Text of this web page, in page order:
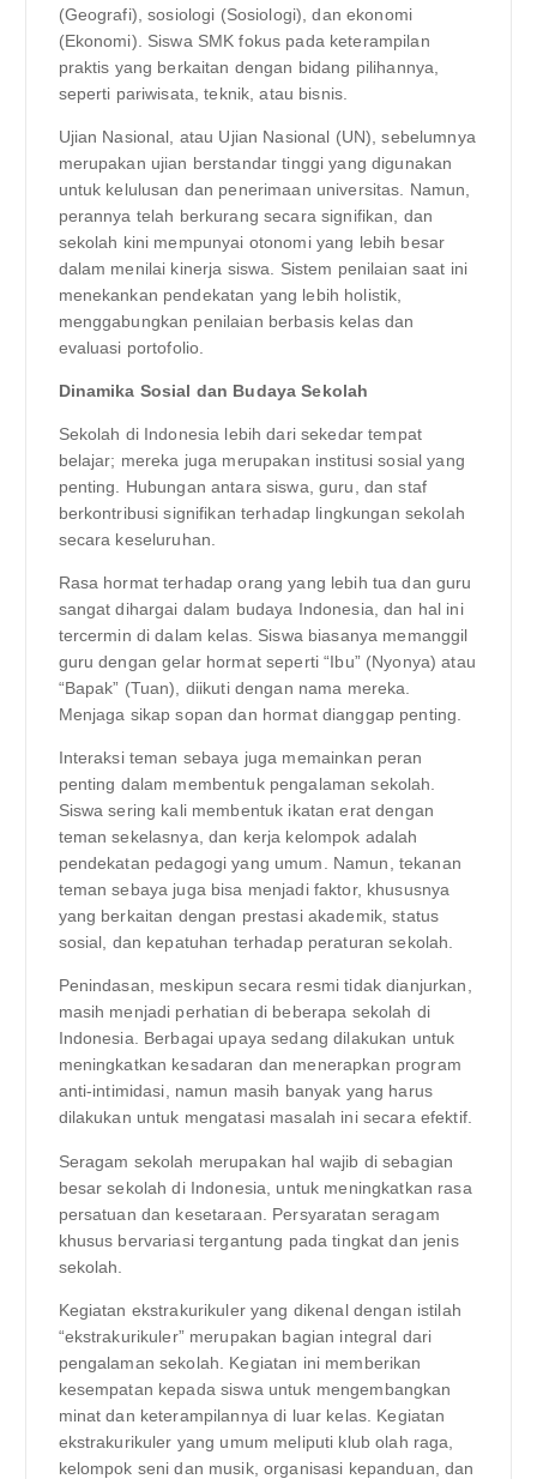
(Geografi), sosiologi (Sosiologi), dan ekonomi
(Ekonomi). Siswa SMK fokus pada keterampilan
praktis yang berkaitan dengan bidang pilihannya,
seperti pariwisata, teknik, atau bisnis.
Ujian Nasional, atau Ujian Nasional (UN), sebelumnya
merupakan ujian berstandar tinggi yang digunakan
untuk kelulusan dan penerimaan universitas. Namun,
perannya telah berkurang secara signifikan, dan
sekolah kini mempunyai otonomi yang lebih besar
dalam menilai kinerja siswa. Sistem penilaian saat ini
menekankan pendekatan yang lebih holistik,
menggabungkan penilaian berbasis kelas dan
evaluasi portofolio.
Dinamika Sosial dan Budaya Sekolah
Sekolah di Indonesia lebih dari sekedar tempat
belajar; mereka juga merupakan institusi sosial yang
penting. Hubungan antara siswa, guru, dan staf
berkontribusi signifikan terhadap lingkungan sekolah
secara keseluruhan.
Rasa hormat terhadap orang yang lebih tua dan guru
sangat dihargai dalam budaya Indonesia, dan hal ini
tercermin di dalam kelas. Siswa biasanya memanggil
guru dengan gelar hormat seperti “Ibu” (Nyonya) atau
“Bapak” (Tuan), diikuti dengan nama mereka.
Menjaga sikap sopan dan hormat dianggap penting.
Interaksi teman sebaya juga memainkan peran
penting dalam membentuk pengalaman sekolah.
Siswa sering kali membentuk ikatan erat dengan
teman sekelasnya, dan kerja kelompok adalah
pendekatan pedagogi yang umum. Namun, tekanan
teman sebaya juga bisa menjadi faktor, khususnya
yang berkaitan dengan prestasi akademik, status
sosial, dan kepatuhan terhadap peraturan sekolah.
Penindasan, meskipun secara resmi tidak dianjurkan,
masih menjadi perhatian di beberapa sekolah di
Indonesia. Berbagai upaya sedang dilakukan untuk
meningkatkan kesadaran dan menerapkan program
anti-intimidasi, namun masih banyak yang harus
dilakukan untuk mengatasi masalah ini secara efektif.
Seragam sekolah merupakan hal wajib di sebagian
besar sekolah di Indonesia, untuk meningkatkan rasa
persatuan dan kesetaraan. Persyaratan seragam
khusus bervariasi tergantung pada tingkat dan jenis
sekolah.
Kegiatan ekstrakurikuler yang dikenal dengan istilah
“ekstrakurikuler” merupakan bagian integral dari
pengalaman sekolah. Kegiatan ini memberikan
kesempatan kepada siswa untuk mengembangkan
minat dan keterampilannya di luar kelas. Kegiatan
ekstrakurikuler yang umum meliputi klub olah raga,
kelompok seni dan musik, organisasi kepanduan, dan